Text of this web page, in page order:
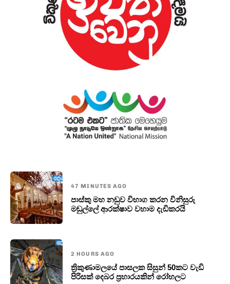
47 MINUTES AGO
පාස්කු මහ නඩුව විභාග කරන විනි­සුරු
මඬුල්ලේ ආර­ක්ෂාව වහාම දැඩිකරයි
2 HOURS AGO
ත්‍රිකුණාමලයේ පාසලක සිසුන් 50කට වැඩි
පිරිසක් දෙබර ප්‍රහාරයකින් රෝහලට